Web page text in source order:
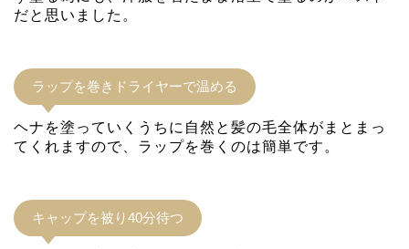
だと思いました。
ラップを巻きドライヤーで温める
ヘナを塗っていくうちに自然と髪の毛全体がまとまっ
てくれますので、ラップを巻くのは簡単です。
キャップを被り40分待つ